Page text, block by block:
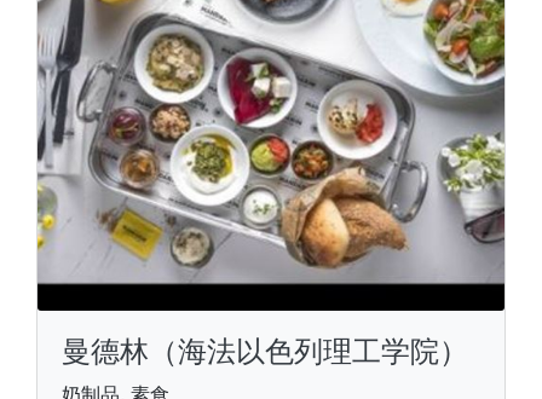
曼德林（海法以色列理工学院）
奶制品, 素食